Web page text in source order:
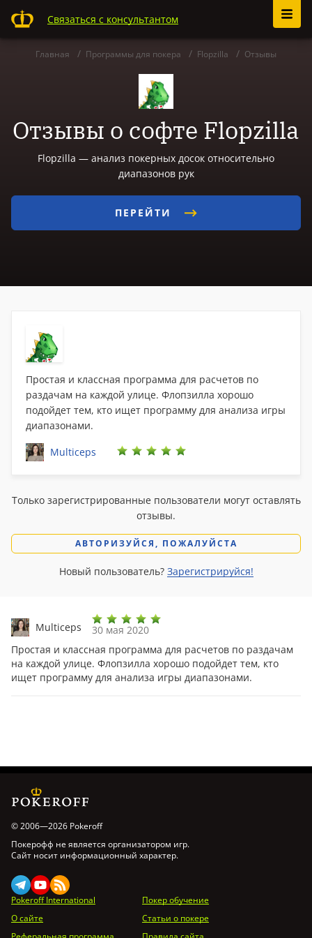
Связаться с консультантом
Главная Программы для покера Flopzilla Отзывы
Отзывы о софте Flopzilla
Flopzilla — анализ покерных досок относительно
диапазонов рук
ПЕРЕЙТИ
Простая и классная программа для расчетов по
раздачам на каждой улице. Флопзилла хорошо
подойдет тем, кто ищет программу для анализа игры
диапазонами.
Multiceps
Только зарегистрированные пользователи могут оставлять
отзывы.
АВТОРИЗУЙСЯ, ПОЖАЛУЙСТА
Новый пользователь? Зарегистрируйся!
Multiceps
30 мая 2020
Простая и классная программа для расчетов по раздачам
на каждой улице. Флопзилла хорошо подойдет тем, кто
ищет программу для анализа игры диапазонами.
© 2006—2026 Pokeroff
Покерофф не является организатором игр.
Сайт носит информационный характер.
Pokeroff International
Покер обучение
О сайте
Статьи о покере